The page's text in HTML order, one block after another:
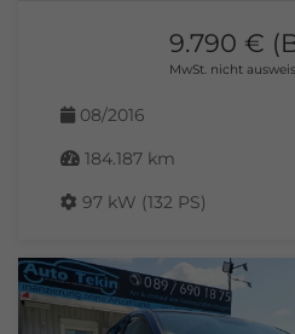
9.790 €
MwSt. nicht
08/2016
184.187 km
97 kW (132 PS)